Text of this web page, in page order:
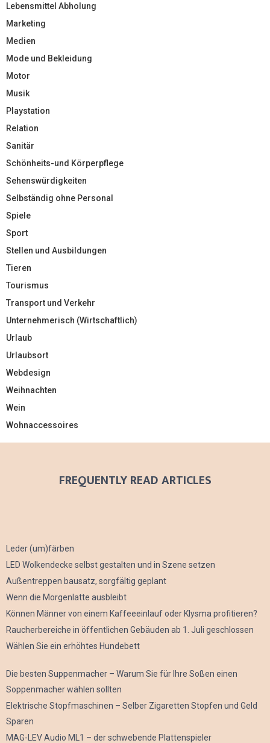
Lebensmittel Abholung
Marketing
Medien
Mode und Bekleidung
Motor
Musik
Playstation
Relation
Sanitär
Schönheits-und Körperpflege
Sehenswürdigkeiten
Selbständig ohne Personal
Spiele
Sport
Stellen und Ausbildungen
Tieren
Tourismus
Transport und Verkehr
Unternehmerisch (Wirtschaftlich)
Urlaub
Urlaubsort
Webdesign
Weihnachten
Wein
Wohnaccessoires
FREQUENTLY READ ARTICLES
Leder (um)färben
LED Wolkendecke selbst gestalten und in Szene setzen
Außentreppen bausatz, sorgfältig geplant
Wenn die Morgenlatte ausbleibt
Können Männer von einem Kaffeeeinlauf oder Klysma profitieren?
Raucherbereiche in öffentlichen Gebäuden ab 1. Juli geschlossen
Wählen Sie ein erhöhtes Hundebett
Die besten Suppenmacher – Warum Sie für Ihre Soßen einen
Soppenmacher wählen sollten
Elektrische Stopfmaschinen – Selber Zigaretten Stopfen und Geld
Sparen
MAG-LEV Audio ML1 – der schwebende Plattenspieler